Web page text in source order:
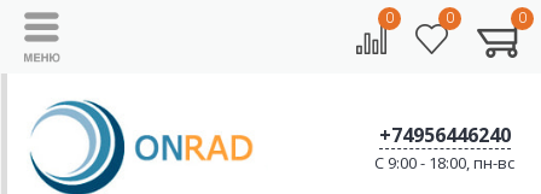
0 0 0
+74956446240
C 9:00 - 18:00, пн-вс